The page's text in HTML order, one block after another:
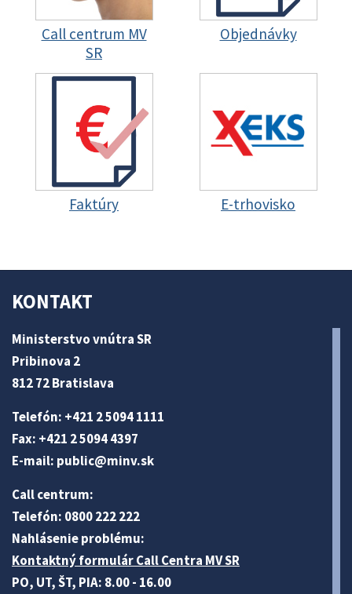
Call centrum MV
SR
Objednávky
Faktúry E-trhovisko
KONTAKT
Ministerstvo vnútra SR
Pribinova 2
812 72 Bratislava
Telefón: +421 2 5094 1111
Fax: +421 2 5094 4397
E-mail: public@minv.sk
Call centrum:
Telefón: 0800 222 222
Nahlásenie problému:
Kontaktný formulár Call Centra MV SR
PO, UT, ŠT, PIA: 8.00 - 16.00